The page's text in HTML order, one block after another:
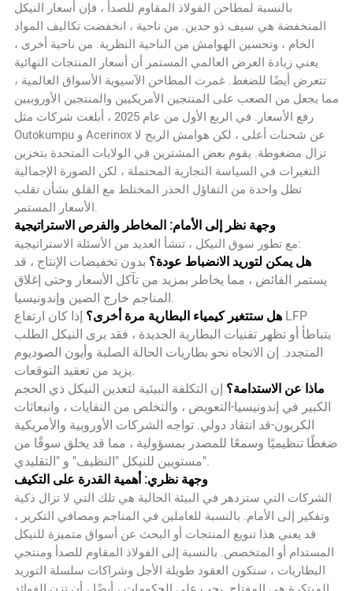
بالنسبة لمطاحن الفولاذ المقاوم للصدأ ، فإن أسعار النيكل
المنخفضة هي سيف ذو حدين. من ناحية ، انخفضت تكاليف المواد
الخام ، وتحسين الهوامش من الناحية النظرية. من ناحية أخرى ،
يعني زيادة العرض العالمي المستمر أن أسعار المنتجات النهائية
تتعرض أيضًا للضغط. غمرت المطاحن الآسيوية الأسواق العالمية ،
مما يجعل من الصعب على المنتجين الأمريكيين والمنتجين الأوروبيين
رفع الأسعار. في الربع الأول من عام 2025 ، أبلغت شركات مثل
Outokumpu و Acerinox عن شحنات أعلى ، لكن هوامش الربح لا
تزال مضغوطة. يقوم بعض المشترين في الولايات المتحدة بتخزين
التغيرات في السياسة التجارية المحتملة ، لكن الصورة الإجمالية
تظل واحدة من التفاؤل الحذر المختلط مع القلق بشأن تقلب
الأسعار المستمر.
وجهة نظر إلى الأمام: المخاطر والفرص الاستراتيجية
مع تطور سوق النيكل ، تنشأ العديد من الأسئلة الاستراتيجية:
هل يمكن لتوريد الانضباط عودة؟ بدون تخفيضات الإنتاج ، قد
يستمر الفائض ، مما يخاطر بمزيد من تآكل الأسعار وحتى إغلاق
المناجم خارج الصين وإندونيسيا.
هل ستتغير كيمياء البطارية مرة أخرى؟ إذا كان ارتفاع LFP
يتباطأ أو تظهر تقنيات البطارية الجديدة ، فقد يرى النيكل الطلب
المتجدد. إن الاتجاه نحو بطاريات الحالة الصلبة وأيون الصوديوم
يزيد من تعقيد التوقعات.
ماذا عن الاستدامة؟ إن التكلفة البيئية لتعدين النيكل ذي الحجم
الكبير في إندونيسيا-التعويض ، والتخلص من النفايات ، وانبعاثات
الكربون-قد انتقاد دولي. تواجه الشركات الأوروبية والأمريكية
ضغطًا تنظيميًا وسمعًا للمصدر بمسؤولية ، مما قد يخلق سوقًا من
مستويين للنيكل "النظيف" و "التقليدي".
وجهة نظري: أهمية القدرة على التكيف
الشركات التي ستزدهر في البيئة الحالية هي تلك التي لا تزال ذكية
وتفكير إلى الأمام. بالنسبة للعاملين في المناجم ومصافي التكرير ،
قد يعني هذا تنويع المنتجات أو البحث عن أسواق متميزة للنيكل
المستدام أو المتخصص. بالنسبة إلى الفولاذ المقاوم للصدأ ومنتجي
البطاريات ، ستكون العقود طويلة الأجل وشراكات سلسلة التوريد